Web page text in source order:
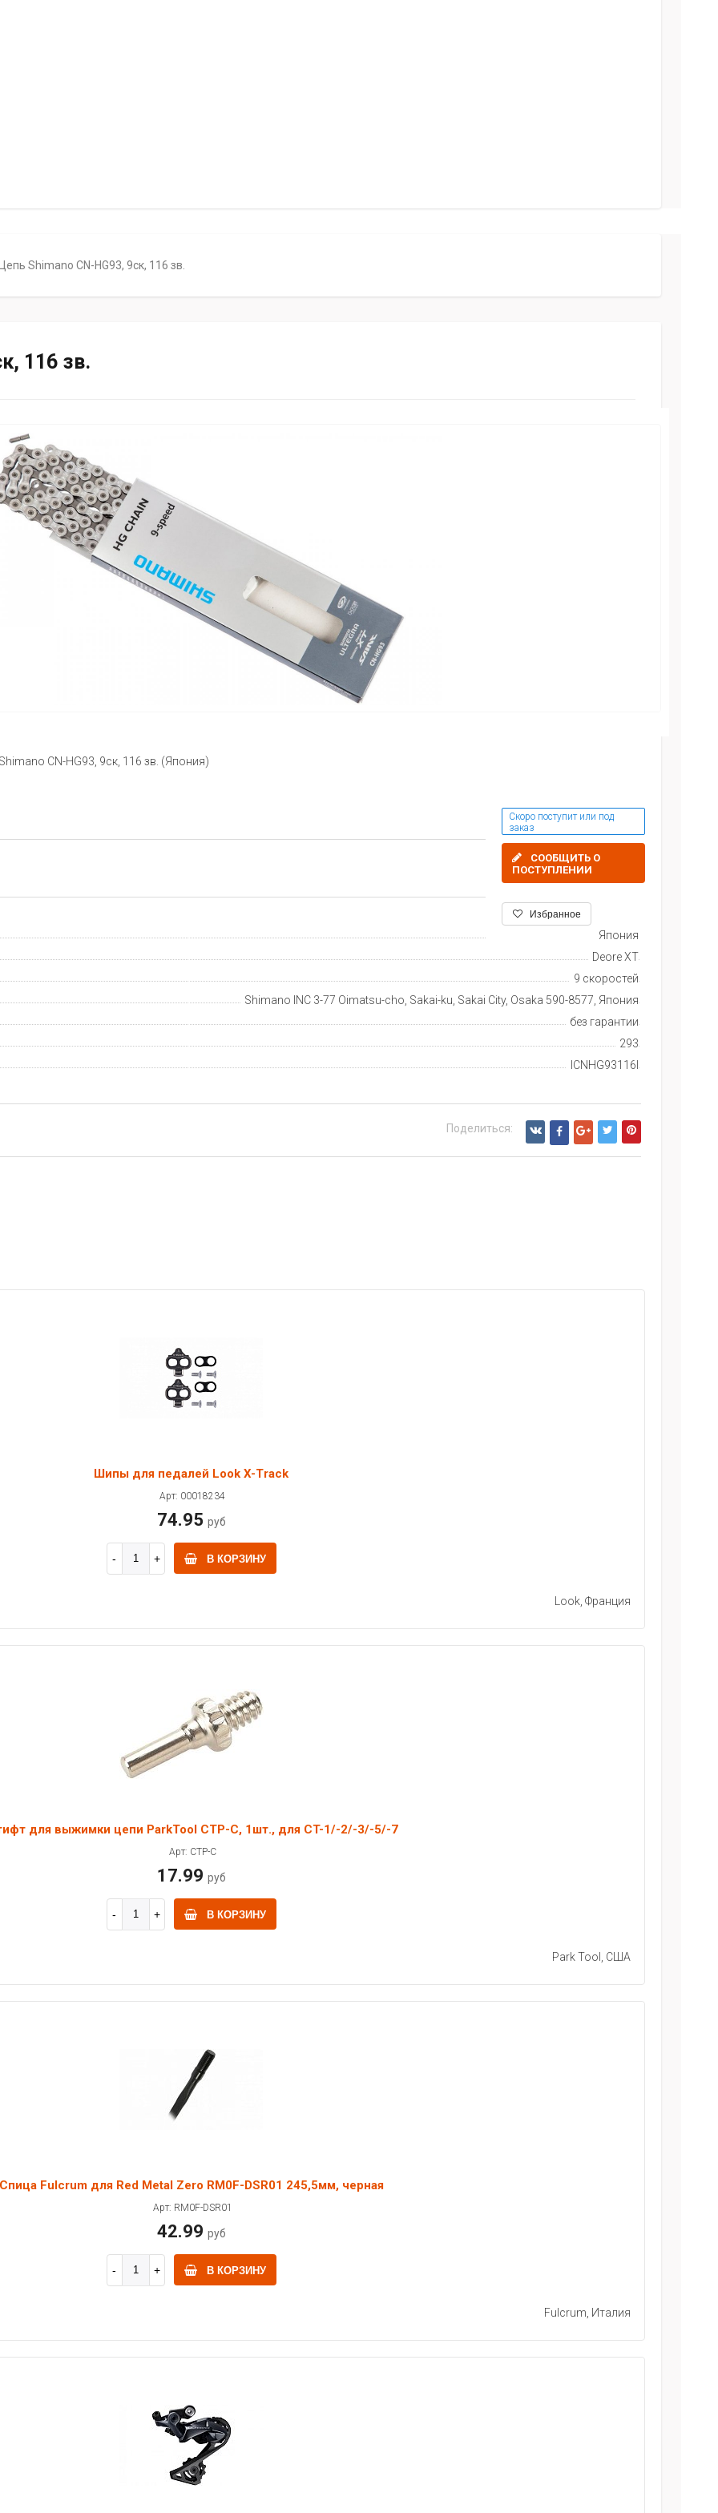
Цепь Shimano CN-HG93, 9ск, 116 зв.
116 зв.
Shimano CN-HG93, 9ск, 116 зв. (Япония)
Скоро поступит или под
заказ
СООБЩИТЬ О
ПОСТУПЛЕНИИ
Избранное
Япония
Deore XT
9 скоростей
Shimano INC 3-77 Oimatsu-cho, Sakai-ku, Sakai City, Osaka 590-8577, Япония
без гарантии
293
ICNHG93116I
Поделиться:
Шипы для педалей Look X-Track
Арт: 00018234
74.95 руб
В КОРЗИНУ
Look, Франция
для выжимки цепи ParkTool CTP-C, 1шт., для CT-1/-2/-3/-5/-7
Арт: CTP-C
17.99 руб
В КОРЗИНУ
Park Tool, США
Спица Fulcrum для Red Metal Zero RM0F-DSR01 245,5мм, черная
Арт: RM0F-DSR01
42.99 руб
В КОРЗИНУ
Fulcrum, Италия